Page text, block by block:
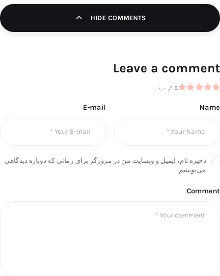
HIDE COMMENTS
Leave a comment
۰.۰ / ۵
Name
E-mail
ذخیره نام، ایمیل و وبسایت من در مرورگر برای زمانی که دوباره دیدگاهی
می‌نویسم.
Comment